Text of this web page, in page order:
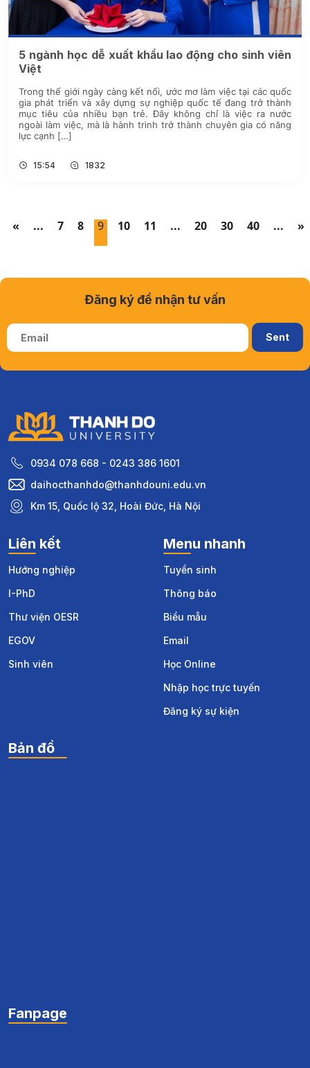
5 ngành học dễ xuất khẩu lao động cho sinh viên
Việt
Trong thế giới ngày càng kết nối, ước mơ làm việc tại các quốc
gia phát triển và xây dựng sự nghiệp quốc tế đang trở thành
mục tiêu của nhiều bạn trẻ. Đây không chỉ là việc ra nước
ngoài làm việc, mà là hành trình trở thành chuyên gia có năng
lực cạnh […]
15:54 1832
« ... 7 8 9 10 11 ... 20 30 40 ... »
0934 078 668 - 0243 386 1601
daihocthanhdo@thanhdouni.edu.vn
Km 15, Quốc lộ 32, Hoài Đức, Hà Nội
Liên kết
Hướng nghiệp
I-PhD
Thư viện OESR
EGOV
Sinh viên
Menu nhanh
Tuyển sinh
Thông báo
Biểu mẫu
Email
Học Online
Nhập học trực tuyến
Đăng ký sự kiện
Bản đồ
Fanpage
Đăng ký để nhận tư vấn